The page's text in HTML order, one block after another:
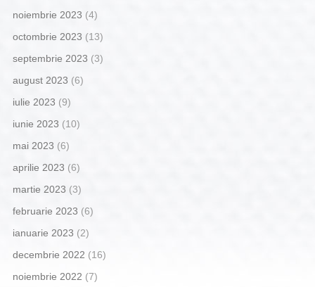
noiembrie 2023 (4)
octombrie 2023 (13)
septembrie 2023 (3)
august 2023 (6)
iulie 2023 (9)
iunie 2023 (10)
mai 2023 (6)
aprilie 2023 (6)
martie 2023 (3)
februarie 2023 (6)
ianuarie 2023 (2)
decembrie 2022 (16)
noiembrie 2022 (7)